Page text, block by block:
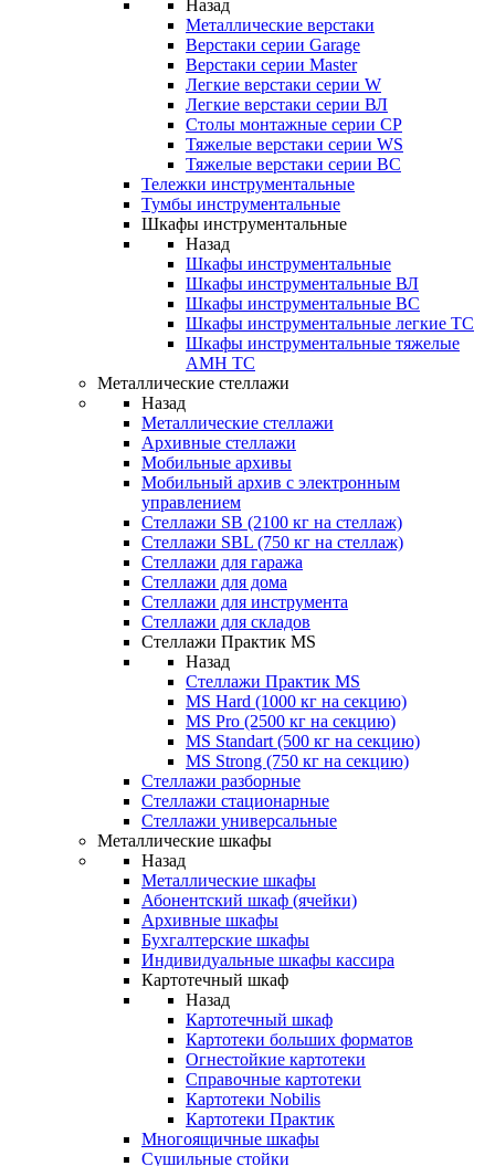
Назад
Металлические верстаки
Верстаки серии Garage
Верстаки серии Master
Легкие верстаки серии W
Легкие верстаки серии ВЛ
Столы монтажные серии СР
Тяжелые верстаки серии WS
Тяжелые верстаки серии ВС
Тележки инструментальные
Тумбы инструментальные
Шкафы инструментальные
Назад
Шкафы инструментальные
Шкафы инструментальные ВЛ
Шкафы инструментальные ВС
Шкафы инструментальные легкие ТС
Шкафы инструментальные тяжелые
AMH TC
Металлические стеллажи
Назад
Металлические стеллажи
Архивные стеллажи
Мобильные архивы
Мобильный архив с электронным
управлением
Стеллажи SB (2100 кг на стеллаж)
Стеллажи SBL (750 кг на стеллаж)
Стеллажи для гаража
Стеллажи для дома
Стеллажи для инструмента
Стеллажи для складов
Стеллажи Практик MS
Назад
Стеллажи Практик MS
MS Hard (1000 кг на секцию)
MS Pro (2500 кг на секцию)
MS Standart (500 кг на секцию)
MS Strong (750 кг на секцию)
Стеллажи разборные
Стеллажи стационарные
Стеллажи универсальные
Металлические шкафы
Назад
Металлические шкафы
Абонентский шкаф (ячейки)
Архивные шкафы
Бухгалтерские шкафы
Индивидуальные шкафы кассира
Картотечный шкаф
Назад
Картотечный шкаф
Картотеки больших форматов
Огнестойкие картотеки
Справочные картотеки
Картотеки Nobilis
Картотеки Практик
Многоящичные шкафы
Сушильные стойки